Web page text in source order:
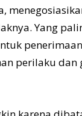
Yang
perilaku dan